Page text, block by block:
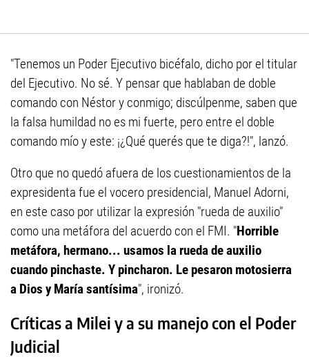
"Tenemos un Poder Ejecutivo bicéfalo, dicho por el titular
del Ejecutivo. No sé. Y pensar que hablaban de doble
comando con Néstor y conmigo; discúlpenme, saben que
la falsa humildad no es mi fuerte, pero entre el doble
comando mío y este: ¡¿Qué querés que te diga?!", lanzó.
Otro que no quedó afuera de los cuestionamientos de la
expresidenta fue el vocero presidencial, Manuel Adorni,
en este caso por utilizar la expresión "rueda de auxilio"
como una metáfora del acuerdo con el FMI. "Horrible
metáfora, hermano... usamos la rueda de auxilio
cuando pinchaste. Y pincharon. Le pesaron motosierra
a Dios y María santísima", ironizó.
Críticas a Milei y a su manejo con el Poder
Judicial